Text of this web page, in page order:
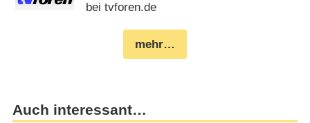
bei tvforen.de
mehr…
Auch interessant…